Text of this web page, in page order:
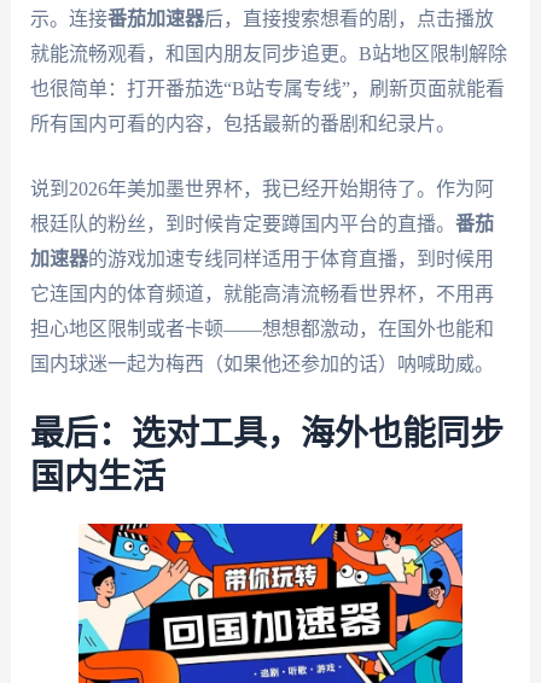
示。连接番茄加速器后，直接搜索想看的剧，点击播放
就能流畅观看，和国内朋友同步追更。B站地区限制解除
也很简单：打开番茄选“B站专属专线”，刷新页面就能看
所有国内可看的内容，包括最新的番剧和纪录片。
说到2026年美加墨世界杯，我已经开始期待了。作为阿
根廷队的粉丝，到时候肯定要蹲国内平台的直播。 番茄
加速器的游戏加速专线同样适用于体育直播，到时候用
它连国内的体育频道，就能高清流畅看世界杯，不用再
担心地区限制或者卡顿——想想都激动，在国外也能和
国内球迷一起为梅西（如果他还参加的话）呐喊助威。
最后：选对工具，海外也能同步
国内生活